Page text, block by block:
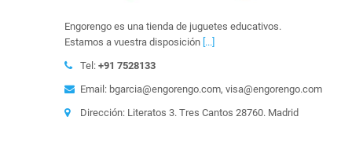
Engorengo es una tienda de juguetes educativos.
Estamos a vuestra disposición [...]
Tel: +91 7528133
Email: bgarcia@engorengo.com, visa@engorengo.com
Dirección: Literatos 3. Tres Cantos 28760. Madrid